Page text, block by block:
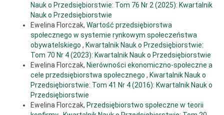
14. Dirksen U. (2018), Die Zukunft der Arbeit beginnt jetzt!, Friedrich-
Ebert-Stiftung, April.
15. Drucker P.F. (1994), Praktyka zarządzania, Nowoczesność, Sp. z o.
o., Warszawa.
16. Duczkowska-Małysz K. (2012), Ekonomia społeczna a rozwój
przedsiębiorczości, w: Między ekonomią a historią, R. Dziemianowicz,
A. Kargol-Wasiluk, J. Wilkin, M. Zalesko (red.), Wydawnictwo
Uniwersytetu w Białymstoku, Białystok.
17. Erhard L. (2011), Dobrobyt dla wszystkich, PTE, Warszawa.
18. Erhard L. (2000), Wohlstand für alle, ECON Verlag, Düsseldorf.
Nauk o Przedsiębiorstwie: Tom 76 Nr 2 (2025): Kwartalnik
Nauk o Przedsiębiorstwie
Ewelina Florczak, Wartość przedsiębiorstwa
społecznego w systemie rynkowym społeczeństwa
obywatelskiego , Kwartalnik Nauk o Przedsiębiorstwie:
Tom 70 Nr 4 (2023): Kwartalnik Nauk o Przedsiębiorstwie
Ewelina Florczak, Nierówności ekonomiczno-społeczne a
cele przedsiębiorstwa społecznego , Kwartalnik Nauk o
Przedsiębiorstwie: Tom 41 Nr 4 (2016): Kwartalnik Nauk o
Przedsiębiorstwie
Ewelina Florczak, Przedsiębiorstwo społeczne w teorii